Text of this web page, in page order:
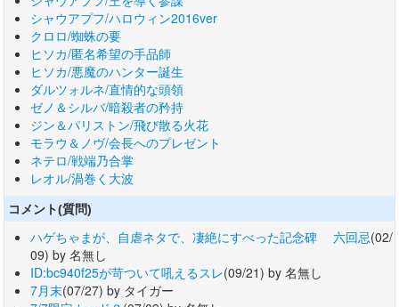
シャウアプフ/ハロウィン2016ver
クロロ/蜘蛛の要
ヒソカ/匿名希望の手品師
ヒソカ/悪魔のハンター誕生
ダルツォルネ/直情的な頭領
ゼノ＆シルバ/暗殺者の矜持
ジン＆パリストン/飛び散る火花
モラウ＆ノヴ/会長へのプレゼント
ネテロ/戦端乃合掌
レオル/渦巻く大波
コメント(質問)
ハゲちゃまが、自虐ネタで、凄絶にすべった記念碑 六回忌(02/
09) by 名無し
ID:bc940f25が苛ついて吼えるスレ(09/21) by 名無し
7月末(07/27) by タイガー